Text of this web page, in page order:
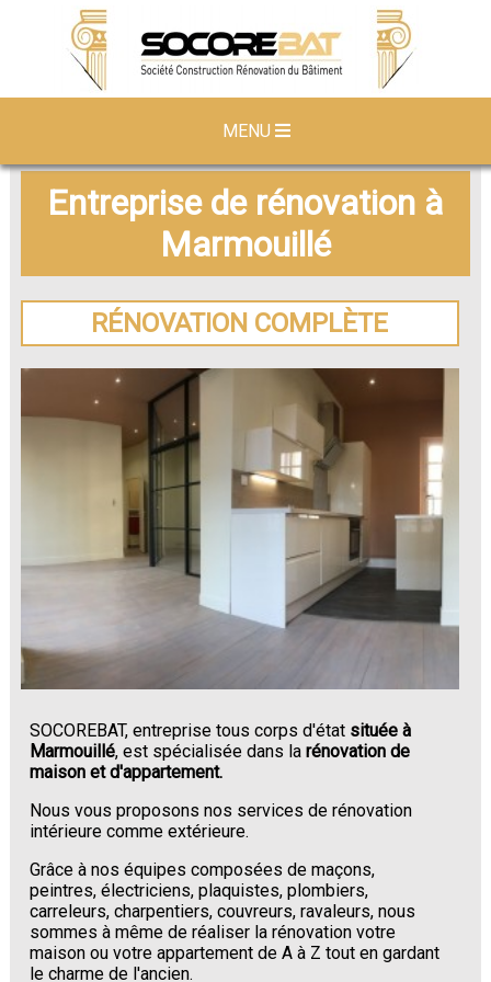
MENU
Entreprise de rénovation à
Marmouillé
RÉNOVATION COMPLÈTE
SOCOREBAT, entreprise tous corps d'état située à
Marmouillé, est spécialisée dans larénovation de
maison et d'appartement.
Nous vous proposons nos services de rénovation
intérieure comme extérieure.
Grâce à nos équipes composées de maçons,
peintres, électriciens, plaquistes, plombiers,
carreleurs, charpentiers, couvreurs, ravaleurs, nous
sommes à même de réaliser la rénovation votre
maison ou votre appartement de A à Z tout en gardant
le charme de l'ancien.